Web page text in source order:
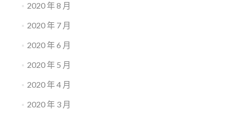
2020 年 8 月
2020 年 7 月
2020 年 6 月
2020 年 5 月
2020 年 4 月
2020 年 3 月